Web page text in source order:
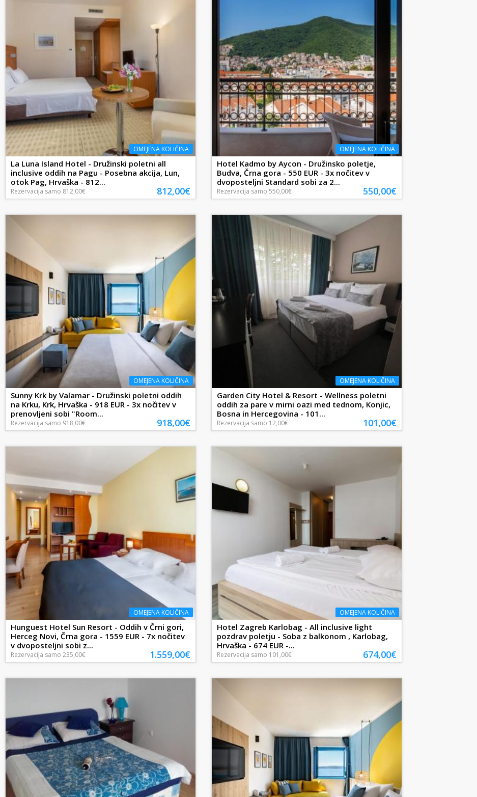
OMEJENA KOLIČINA
La Luna Island Hotel - Družinski poletni all
inclusive oddih na Pagu - Posebna akcija, Lun,
otok Pag, Hrvaška - 812...
Rezervacija samo 812,00€ 812,00€
OMEJENA KOLIČINA
Hotel Kadmo by Aycon - Družinsko poletje,
Budva, Črna gora - 550 EUR - 3x nočitev v
dvoposteljni Standard sobi za 2...
Rezervacija samo 550,00€ 550,00€
OMEJENA KOLIČINA
Sunny Krk by Valamar - Družinski poletni oddih
na Krku, Krk, Hrvaška - 918 EUR - 3x nočitev v
prenovljeni sobi "Room...
Rezervacija samo 918,00€ 918,00€
OMEJENA KOLIČINA
Garden City Hotel & Resort - Wellness poletni
oddih za pare v mirni oazi med tednom, Konjic,
Bosna in Hercegovina - 101...
Rezervacija samo 12,00€ 101,00€
OMEJENA KOLIČINA
Hunguest Hotel Sun Resort - Oddih v Črni gori,
Herceg Novi, Črna gora - 1559 EUR - 7x nočitev
v dvoposteljni sobi z...
Rezervacija samo 235,00€ 1.559,00€
OMEJENA KOLIČINA
Hotel Zagreb Karlobag - All inclusive light
pozdrav poletju - Soba z balkonom , Karlobag,
Hrvaška - 674 EUR -...
Rezervacija samo 101,00€ 674,00€